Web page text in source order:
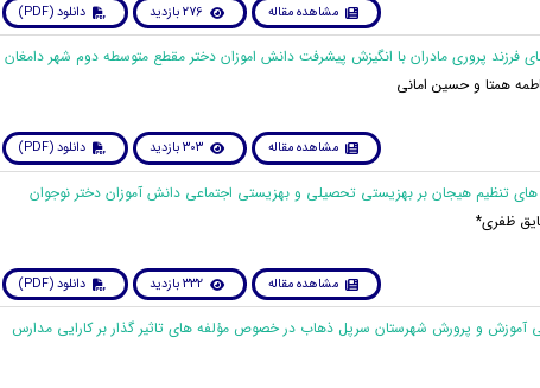
مشاهده مقاله 276 بازدید دانلود (PDF)
همتا و حسین امانی
مشاهده مقاله 303 بازدید دانلود (PDF)
ظفری*
مشاهده مقاله 332 بازدید دانلود (PDF)
آموزش و پرورش شهرستان سرپل ذهاب در خصوص مؤلفه های تاثیر گذار بر کارایی مدارس